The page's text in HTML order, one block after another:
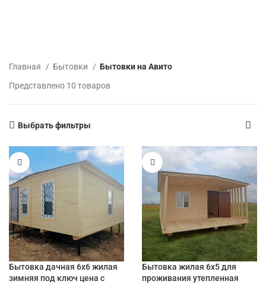
Главная Бытовки
Бытовки на Авито
Представлено 10 товаров
Выбрать фильтры
Бытовка дачная 6х6 жилая
зимняя под ключ цена с
Бытовка жилая 6х5 для
проживания утепленная